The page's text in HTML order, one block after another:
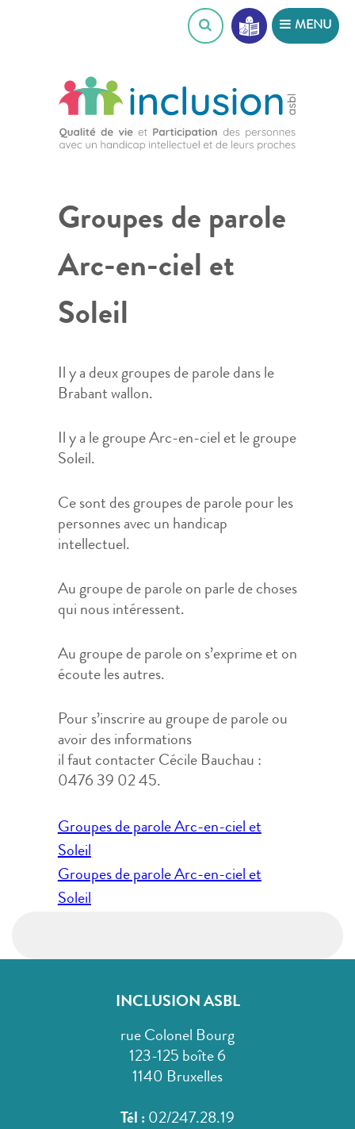
MENU
Groupes de parole
Arc-en-ciel et
Soleil
Il y a deux groupes de parole dans le
Brabant wallon.
Il y a le groupe Arc-en-ciel et le groupe
Soleil.
Ce sont des groupes de parole pour les
personnes avec un handicap
intellectuel.
Au groupe de parole on parle de choses
qui nous intéressent.
Au groupe de parole on s’exprime et on
écoute les autres.
Pour s’inscrire au groupe de parole ou
avoir des informations
il faut contacter Cécile Bauchau :
0476 39 02 45.
Navigation
de
l’article
Groupes de parole Arc-en-ciel et
Soleil
Groupes de parole Arc-en-ciel et
Soleil
INCLUSION ASBL
rue Colonel Bourg
123-125 boîte 6
1140 Bruxelles
Tél : 02/247.28.19